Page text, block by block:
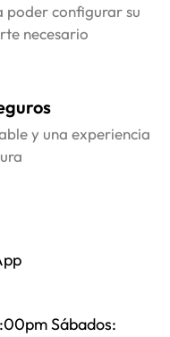
poder configurar su
necesario
y una experiencia
Sábados: